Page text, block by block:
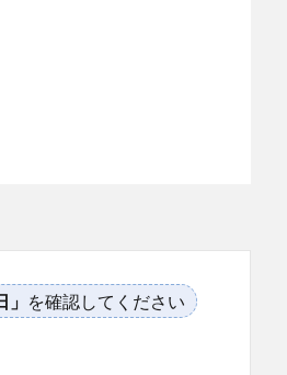
」 を確認してください